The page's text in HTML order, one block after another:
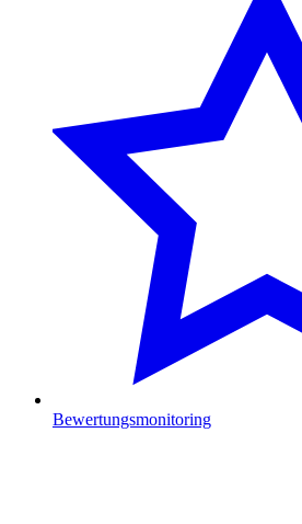
Bewertungsmonitoring